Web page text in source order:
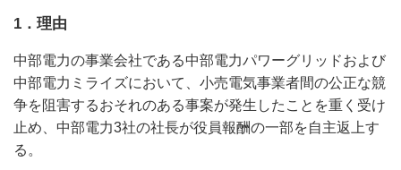
1．理由
中部電力の事業会社である中部電力パワーグリッドおよび
中部電力ミライズにおいて、小売電気事業者間の公正な競
争を阻害するおそれのある事案が発生したことを重く受け
止め、中部電力3社の社長が役員報酬の一部を自主返上す
る。